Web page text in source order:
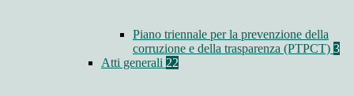
Piano triennale per la prevenzione della
corruzione e della trasparenza (PTPCT) 3
Atti generali 22